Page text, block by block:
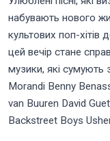
набувають нового
культових поп-хітів
цей вечір стане
музики, які сумують
Morandi Benny
van Buuren David
Backstreet Boys